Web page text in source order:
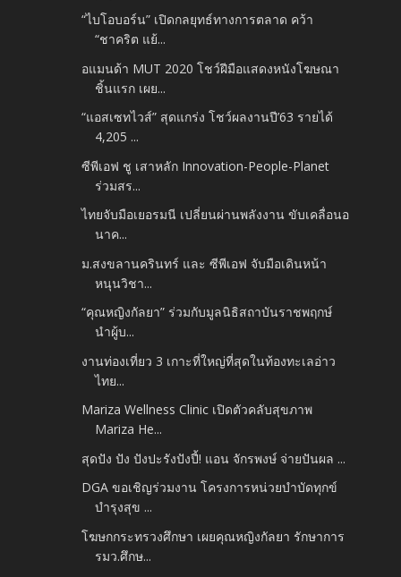
“ไบโอบอร์น” เปิดกลยุทธ์ทางการตลาด คว้า
“ชาคริต แย้...
อแมนด้า MUT 2020 โชว์ฝีมือแสดงหนังโฆษณา
ชิ้นแรก เผย...
“แอสเซทไวส์” สุดแกร่ง โชว์ผลงานปี’63 รายได้
4,205 ...
ซีพีเอฟ ชู เสาหลัก Innovation-People-Planet
ร่วมสร...
ไทยจับมือเยอรมนี เปลี่ยนผ่านพลังงาน ขับเคลื่อนอ
นาค...
ม.สงขลานครินทร์ และ ซีพีเอฟ จับมือเดินหน้า
หนุนวิชา...
“คุณหญิงกัลยา” ร่วมกับมูลนิธิสถาบันราชพฤกษ์
นำผู้บ...
งานท่องเที่ยว 3 เกาะที่ใหญ่ที่สุดในท้องทะเลอ่าว
ไทย...
Mariza Wellness Clinic เปิดตัวคลับสุขภาพ
Mariza He...
สุดปัง ปัง ปังปะรังปังปี้! แอน จักรพงษ์ จ่ายปันผล ...
DGA ขอเชิญร่วมงาน โครงการหน่วยบำบัดทุกข์
บำรุงสุข ...
โฆษกกระทรวงศึกษา เผยคุณหญิงกัลยา รักษาการ
รมว.ศึกษ...